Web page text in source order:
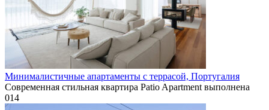
Минималистичные апартаменты с террасой, Португалия
Современная стильная квартира Patio Apartment выполнена
014